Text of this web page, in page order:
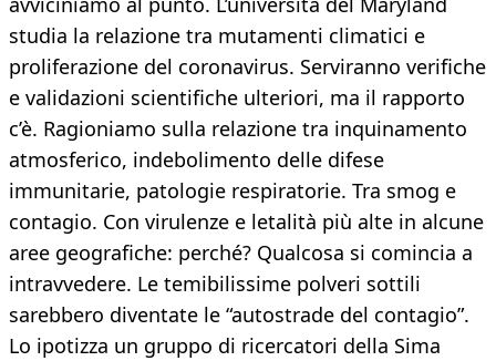
studia la relazione tra mutamenti climatici e
proliferazione del coronavirus. Serviranno verifiche
e validazioni scientifiche ulteriori, ma il rapporto
c’è. Ragioniamo sulla relazione tra inquinamento
atmosferico, indebolimento delle difese
immunitarie, patologie respiratorie. Tra smog e
contagio. Con virulenze e letalità più alte in alcune
aree geografiche: perché? Qualcosa si comincia a
intravvedere. Le temibilissime polveri sottili
sarebbero diventate le “autostrade del contagio”.
Lo ipotizza un gruppo di ricercatori della Sima